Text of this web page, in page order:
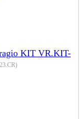
KIT VR.KIT-
)